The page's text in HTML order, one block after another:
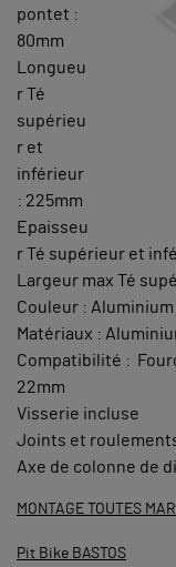
pontet :
80mm
Longueu
r Té
supérieu
r et
inférieur
: 225mm
Epaisseu
r Té supérieur et
Largeur max Té
Couleur : Aluminium
Matériaux :
Compatibilité :
22mm
Visserie incluse
Joints et
Axe de colonne de
MONTAGE TOUTES
Pit Bike BASTOS